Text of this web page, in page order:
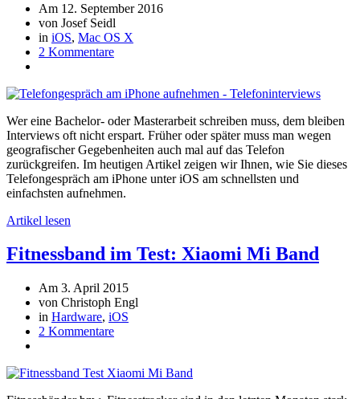
Am 12. September 2016
von Josef Seidl
in iOS, Mac OS X
2 Kommentare
Wer eine Bachelor- oder Masterarbeit schreiben muss, dem bleiben
Interviews oft nicht erspart. Früher oder später muss man wegen
geografischer Gegebenheiten auch mal auf das Telefon
zurückgreifen. Im heutigen Artikel zeigen wir Ihnen, wie Sie dieses
Telefongespräch am iPhone unter iOS am schnellsten und
einfachsten aufnehmen.
Artikel lesen
Fitnessband im Test: Xiaomi Mi Band
Am 3. April 2015
von Christoph Engl
in Hardware, iOS
2 Kommentare